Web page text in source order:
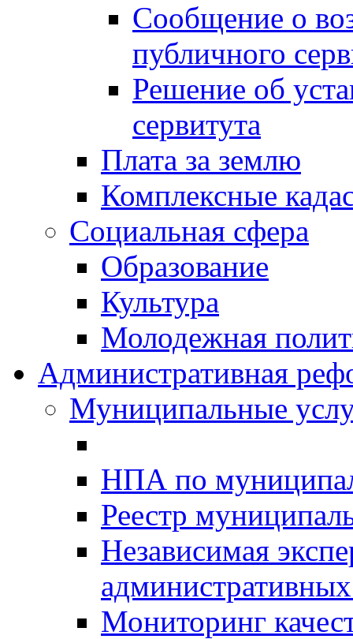
Сообщение о
публичного
Решение об
сервитута
Плата за землю
Комплексные
Социальная сфера
Образование
Культура
Молодежная
Административная
Муниципальные
НПА по
Реестр
Независимая
Мониторинг